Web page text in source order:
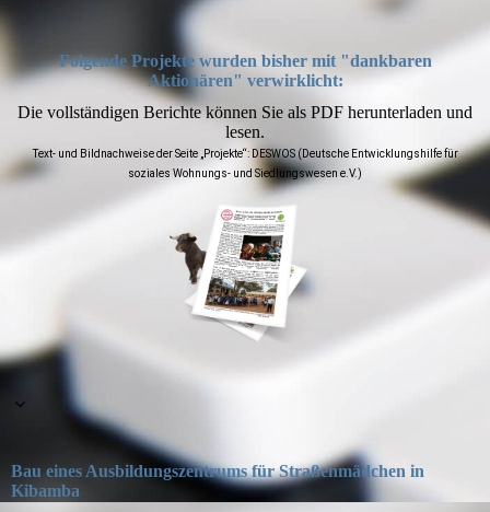
FolgendeProjekte wurden bisher mit "dankbaren
Aktionären" verwirklicht:
Die vollständigen Berichte können Sie als PDF herunterladen und
lesen.
Text- und Bildnachweise der Seite „Projekte“: DESWOS (Deutsche Entwicklungshilfe für
soziales Wohnungs- und Siedlungswesen e.V.)
Bau eines Ausbildungszentrumsfür Straßenmädchen in
Kibamba